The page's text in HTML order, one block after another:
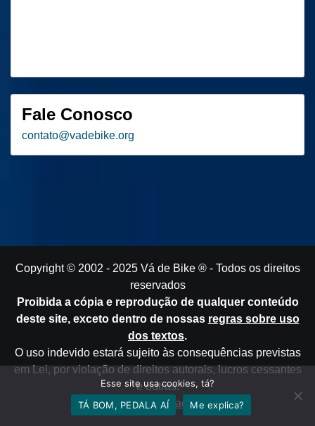
Fale Conosco
contato@vadebike.org
Copyright © 2002 - 2025 Vá de Bike® - Todos os direitos
reservados
Proibida a cópia e reprodução de qualquer conteúdo
deste site, exceto dentro de nossas regras sobre uso
dos textos.
O uso indevido estará sujeito às consequências previstas
em Lei, por violação de direitos autorais, lucros cessantes
e outras.
Política de Privacidade
Esse site usa cookies, tá?
TÁ BOM, PEDALA AÍ
Me explica?